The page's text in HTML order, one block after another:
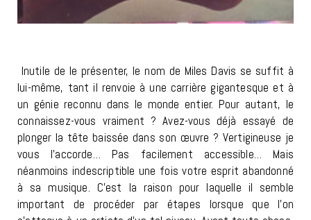
Inutile de le présenter, le nom de Miles Davis se suffit à
lui-même, tant il renvoie à une carrière gigantesque et à
un génie reconnu dans le monde entier. Pour autant, le
connaissez-vous vraiment ? Avez-vous déjà essayé de
plonger la tête baissée dans son œuvre ? Vertigineuse je
vous l’accorde… Pas facilement accessible… Mais
néanmoins indescriptible une fois votre esprit abandonné
à sa musique. C’est la raison pour laquelle il semble
important de procéder par étapes lorsque que l’on